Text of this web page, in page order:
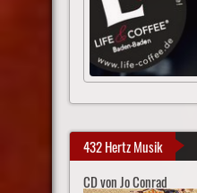
432 Hertz Musik
CD von Jo Conrad